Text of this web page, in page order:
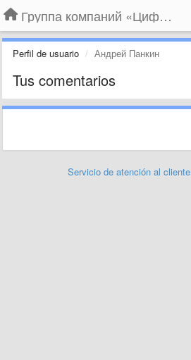
Группа компаний «Цифрабар»
Perfil de usuario Андрей Панкин
Tus comentarios
Servicio de atención al cliente